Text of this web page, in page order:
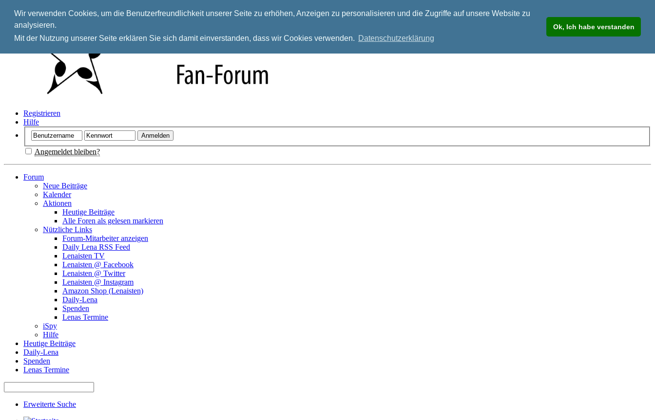
Wir verwenden Cookies, um die Benutzerfreundlichkeit unserer Seite zu erhöhen, Anzeigen zu personalisieren und die Zugriffe auf unsere Website zu
analysieren.
Mit der Nutzung unserer Seite erklären Sie sich damit einverstanden, dass wir Cookies verwenden. Datenschutzerklärung
Ok, Ich habe verstanden
Registrieren
Hilfe
Angemeldet bleiben?
Forum
Neue Beiträge
Kalender
Aktionen
Heutige Beiträge
Alle Foren als gelesen markieren
Nützliche Links
Forum-Mitarbeiter anzeigen
Daily Lena RSS Feed
Lenaisten TV
Lenaisten @ Facebook
Lenaisten @ Twitter
Lenaisten @ Instagram
Amazon Shop (Lenaisten)
Daily-Lena
Spenden
Lenas Termine
iSpy
Hilfe
Heutige Beiträge
Daily-Lena
Spenden
Lenas Termine
Erweiterte Suche